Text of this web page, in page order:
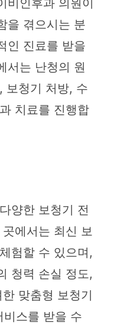
을 겪으시는 분
인 진료를 받을
서는 난청의 원
보청기 처방, 수
치료를 진행합
양한 보청기 전
에서는 최신 보
험할 수 있으며,
청력 손실 정도,
맞춤형 보청기
스를 받을 수